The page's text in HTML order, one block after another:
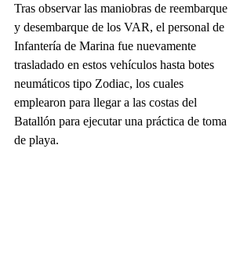
Tras observar las maniobras de reembarque
y desembarque de los VAR, el personal de
Infantería de Marina fue nuevamente
trasladado en estos vehículos hasta botes
neumáticos tipo Zodiac, los cuales
emplearon para llegar a las costas del
Batallón para ejecutar una práctica de toma
de playa.